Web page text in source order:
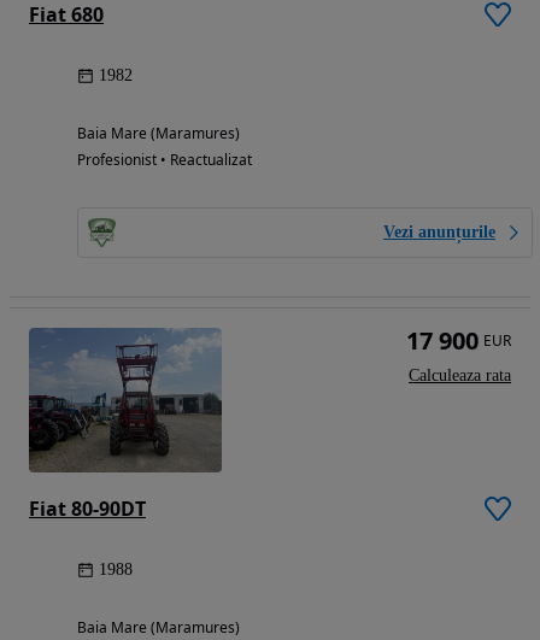
Fiat 680
1982
Baia Mare (Maramures)
Profesionist • Reactualizat
Vezi anunțurile
Fiat 80-90DT
1988
Baia Mare (Maramures)
17 900 EUR
Calculeaza rata